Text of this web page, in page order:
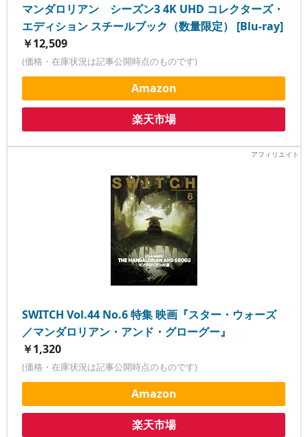
マンダロリアン シーズン3 4K UHD コレクターズ・
エディション スチールブック（数量限定） [Blu-ray]
￥12,509
(価格・在庫状況は記事公開時点のものです)
Amazon
楽天市場
SWITCH Vol.44 No.6 特集 映画『スター・ウォーズ
／マンダロリアン・アンド・グローグー』
￥1,320
(価格・在庫状況は記事公開時点のものです)
Amazon
楽天市場